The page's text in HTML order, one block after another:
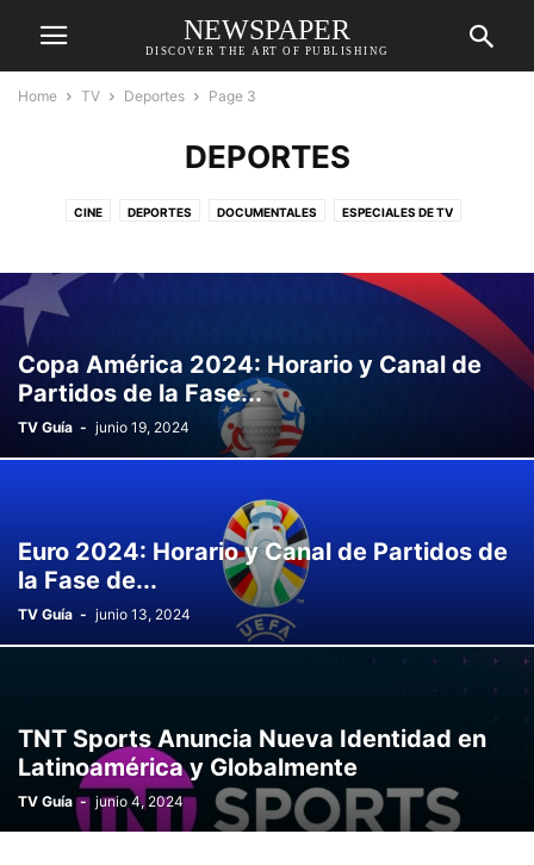
NEWSPAPER
DISCOVER THE ART OF PUBLISHING
Home TV Deportes Page 3
DEPORTES
CINE DEPORTES DOCUMENTALES ESPECIALES DE TV
Copa América 2024: Horario y Canal de
Partidos de la Fase...
TV Guía - junio 19, 2024
Euro 2024: Horario y Canal de Partidos de
la Fase de...
TV Guía - junio 13, 2024
TNT Sports Anuncia Nueva Identidad en
Latinoamérica y Globalmente
TV Guía - junio 4, 2024